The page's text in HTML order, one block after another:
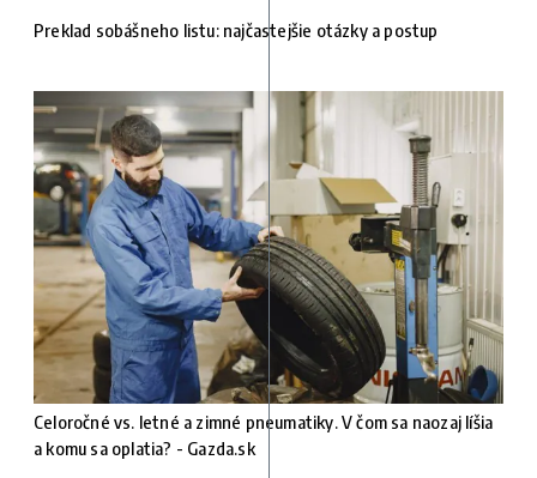
Preklad sobášneho listu: najčastejšie otázky a postup
Celoročné vs. letné a zimné pneumatiky. V čom sa naozaj líšia
a komu sa oplatia? - Gazda.sk